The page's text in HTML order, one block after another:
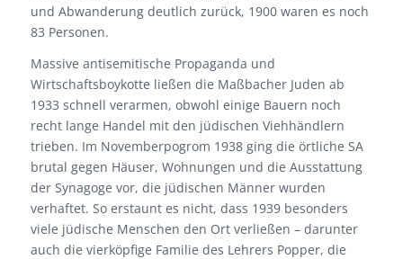
und Abwanderung deutlich zurück, 1900 waren es noch
83 Personen.
Massive antisemitische Propaganda und
Wirtschaftsboykotte ließen die Maßbacher Juden ab
1933 schnell verarmen, obwohl einige Bauern noch
recht lange Handel mit den jüdischen Viehhändlern
trieben. Im Novemberpogrom 1938 ging die örtliche SA
brutal gegen Häuser, Wohnungen und die Ausstattung
der Synagoge vor, die jüdischen Männer wurden
verhaftet. So erstaunt es nicht, dass 1939 besonders
viele jüdische Menschen den Ort verließen – darunter
auch die vierköpfige Familie des Lehrers Popper, die